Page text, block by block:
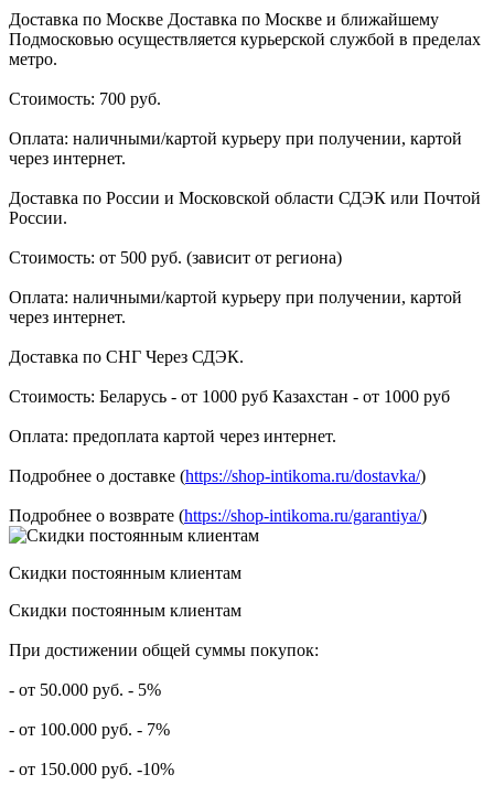
Доставка по Москве Доставка по Москве и ближайшему
Подмосковью осуществляется курьерской службой в пределах
метро.
Стоимость: 700 руб.
Оплата: наличными/картой курьеру при получении, картой
через интернет.
Доставка по России и Московской области СДЭК или Почтой
России.
Стоимость: от 500 руб. (зависит от региона)
Оплата: наличными/картой курьеру при получении, картой
через интернет.
Доставка по СНГ Через СДЭК.
Стоимость: Беларусь - от 1000 руб Казахстан - от 1000 руб
Оплата: предоплата картой через интернет.
Подробнее о доставке (https://shop-intikoma.ru/dostavka/)
Подробнее о возврате (https://shop-intikoma.ru/garantiya/)
Скидки постоянным клиентам
Скидки постоянным клиентам
При достижении общей суммы покупок:
- от 50.000 руб. - 5%
- от 100.000 руб. - 7%
- от 150.000 руб. -10%